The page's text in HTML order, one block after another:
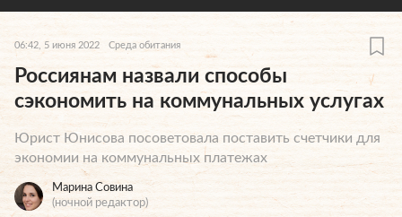
06:42, 5 июня 2022 Среда обитания
Россиянам назвали способы
сэкономить на коммунальных услугах
Юрист Юнисова посоветовала поставить счетчики для
экономии на коммунальных платежах
Марина Совина
(ночной редактор)